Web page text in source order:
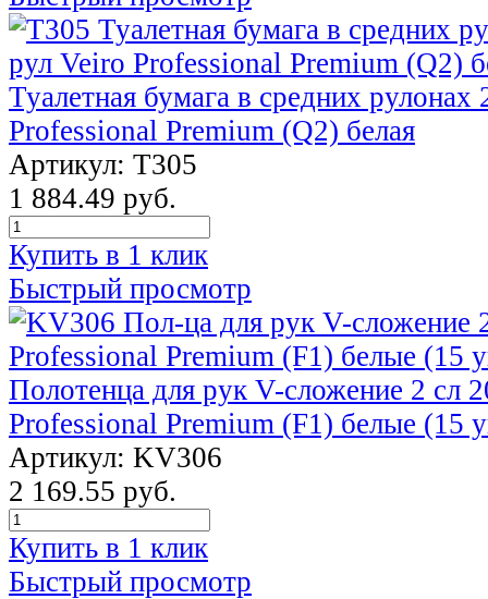
Туалетная бумага в средних
Professional Premium (Q2) белая
Артикул: T305
1 884.49 руб.
Купить в 1 клик
Быстрый просмотр
Полотенца для рук V-сложение 2 сл
Professional Premium (F1) белые (15
Артикул: KV306
2 169.55 руб.
Купить в 1 клик
Быстрый просмотр